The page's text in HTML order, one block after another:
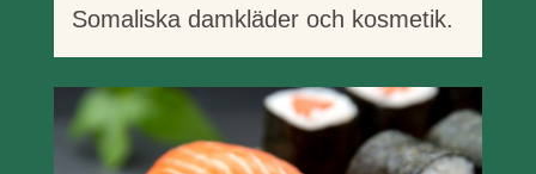
Somaliska damkläder och kosmetik.